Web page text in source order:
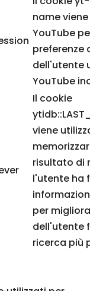
name
YouTube
preferenze
dell'utente
YouTube
Il cookie
viene
risultato di
l'utente ha
per
dell'utente
ricerca più